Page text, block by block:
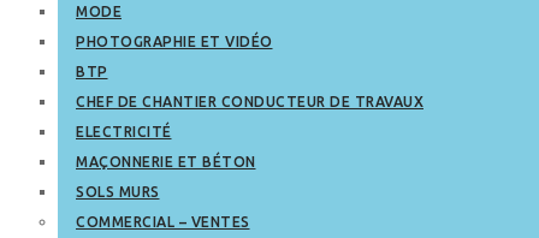
MODE
PHOTOGRAPHIE ET VIDÉO
BTP
CHEF DE CHANTIER CONDUCTEUR DE TRAVAUX
ELECTRICITÉ
MAÇONNERIE ET BÉTON
SOLS MURS
COMMERCIAL – VENTES